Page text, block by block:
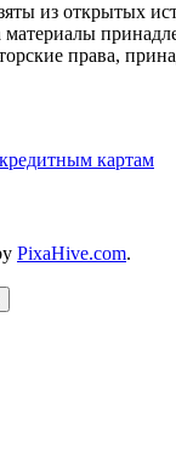
из открытых
права,
картам
PixaHive.com.